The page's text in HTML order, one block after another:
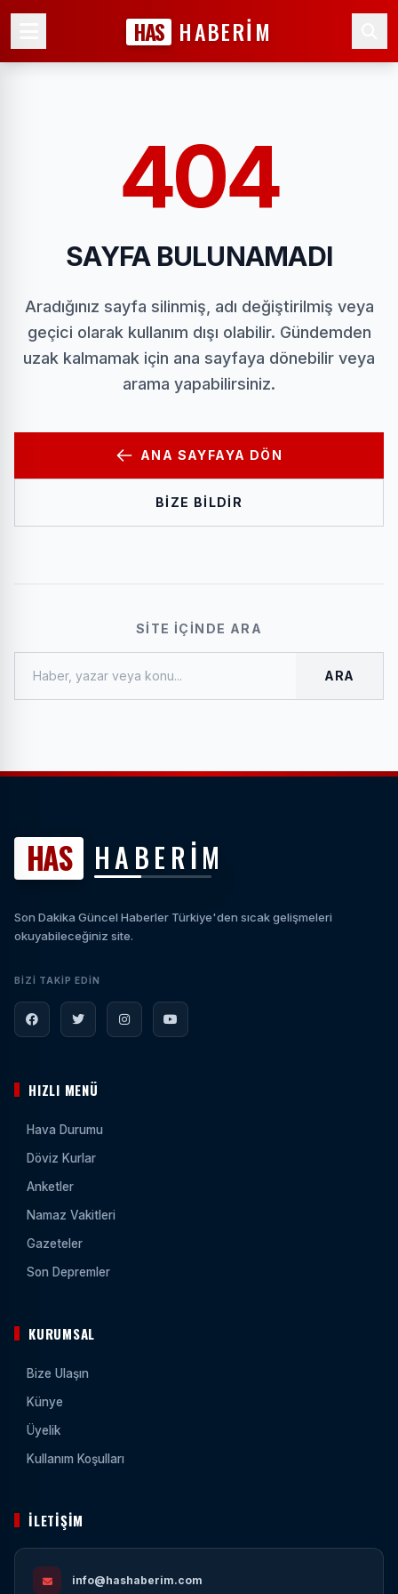
HAS HABERİM
404
SAYFA BULUNAMADI
Aradığınız sayfa silinmiş, adı değiştirilmiş veya
geçici olarak kullanım dışı olabilir. Gündemden
uzak kalmamak için ana sayfaya dönebilir veya
arama yapabilirsiniz.
ANA SAYFAYA DÖN
BIZE BILDIR
SITE İÇINDE ARA
ARA
HAS HABERİM
Son Dakika Güncel Haberler Türkiye'den sıcak gelişmeleri
okuyabileceğiniz site.
BIZI TAKIP EDIN
HIZLI MENÜ
Hava Durumu
Döviz Kurlar
Anketler
Namaz Vakitleri
Gazeteler
Son Depremler
KURUMSAL
Bize Ulaşın
Künye
Üyelik
Kullanım Koşulları
İLETIŞIM
info@hashaberim.com